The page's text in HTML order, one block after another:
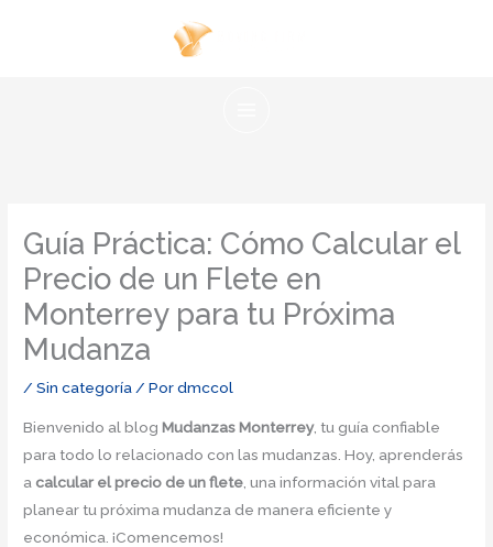
Guía Práctica: Cómo Calcular el
Precio de un Flete en
Monterrey para tu Próxima
Mudanza
/Sin categoría/ Pordmccol
Bienvenido al blogMudanzas Monterrey, tu guía confiable
para todo lo relacionado con las mudanzas. Hoy, aprenderás
a calcular el precio de un flete , una información vital para
planear tu próxima mudanza de manera eficiente y
económica. ¡Comencemos!